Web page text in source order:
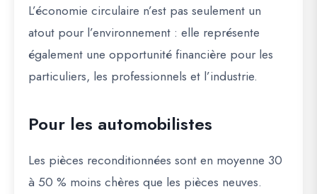
L’économie circulaire n’est pas seulement un
atout pour l’environnement : elle représente
également une opportunité financière pour les
particuliers, les professionnels et l’industrie.
Pour les automobilistes
Les pièces reconditionnées sont en moyenne 30
à 50 % moins chères que les pièces neuves.